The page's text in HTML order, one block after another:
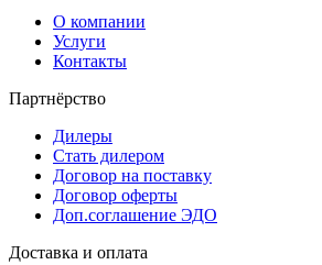
О компании
Услуги
Контакты
Партнёрство
Дилеры
Стать дилером
Договор на поставку
Договор оферты
Доп.соглашение ЭДО
Доставка и оплата